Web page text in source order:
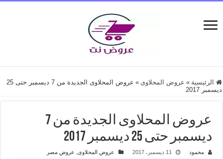
الرئيسية » عروض المحلاوى »
عروض المحلاوى الجديدة من 7 ديسمبر حتى 25
ديسمبر 2017
عروض المحلاوى الجديدة من 7
ديسمبر حتى 25 ديسمبر 2017
محمود 11 ديسمبر، 2017 عروض المحلاوى, عروض مصر